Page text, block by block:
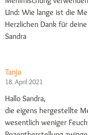
Und: Wie lange ist die
Herzlichen Dank für
Sandra
Tanja
18. April 2021
Hallo Sandra,
die eigens hergestellte
wesentlich weniger